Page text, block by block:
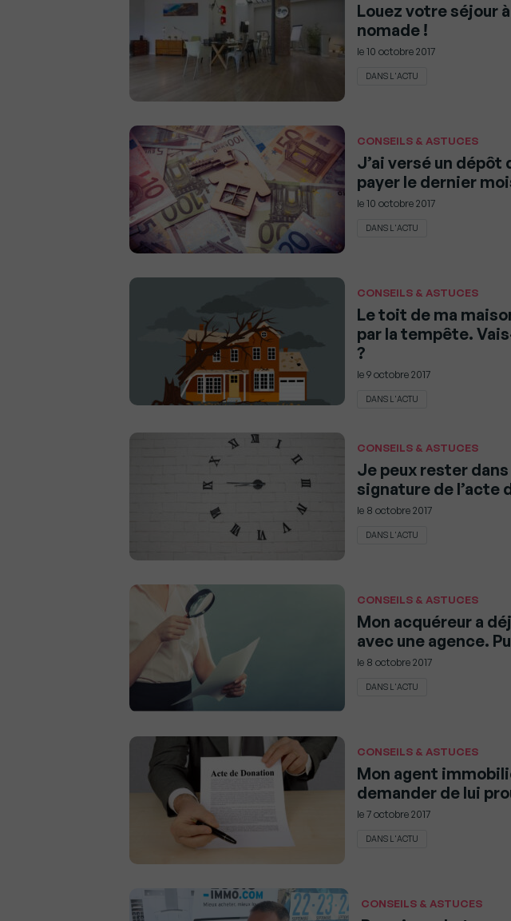
Louez votre séjour
nomade !
le10 octobre 2017
DANS L'ACTU
CONSEILS & ASTUCES
J’ai versé un
payer le dernier
le10 octobre 2017
DANS L'ACTU
CONSEILS & ASTUCES
Le toit de ma
par la tempête.
?
le9 octobre 2017
DANS L'ACTU
CONSEILS & ASTUCES
Je peux rester
signature de l’acte
le 8 octobre 2017
DANS L'ACTU
CONSEILS & ASTUCES
Mon acquéreur a
avec une agence.
le 8 octobre 2017
DANS L'ACTU
CONSEILS & ASTUCES
Mon agent
demander de lui
le7 octobre 2017
DANS L'ACTU
CONSEILS & ASTUCES